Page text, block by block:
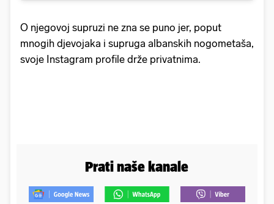
O njegovoj supruzi ne zna se puno jer, poput
mnogih djevojaka i supruga albanskih nogometaša,
svoje Instagram profile drže privatnima.
Prati naše kanale